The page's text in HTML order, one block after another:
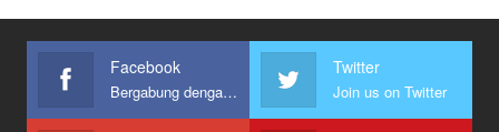
Facebook
Bergabung dengan kami
Twitter
Join us on Twitter